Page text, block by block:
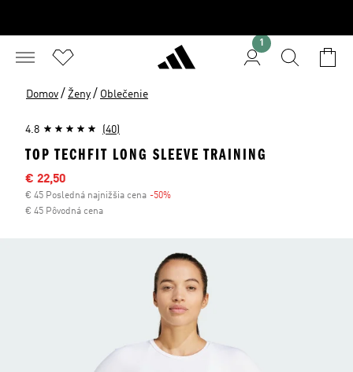
1
Domov / Ženy / Oblečenie
4.8 (40)
TOP TECHFIT LONG SLEEVE TRAINING
Výpredajová cena
€ 22,50
€ 45 Posledná najnižšia cena -50%
€ 45 Pôvodná cena